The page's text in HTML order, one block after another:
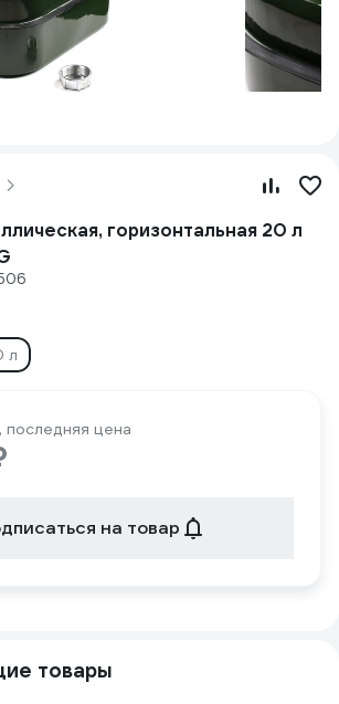
горизонтальная 20 л
л
последняя цена
на товар
товары